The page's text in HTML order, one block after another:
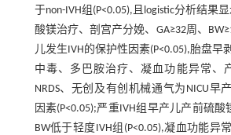
于non-IVH组(P<0.05),且logistic分析结果
酸镁治疗、剖宫产分娩、GA≥32周、
儿发生IVH的保护性因素(P<0.05),胎盘早
中毒、多巴胺治疗、凝血功能异常、
NRDS、无创及有创机械通气为NICU早
因素(P<0.05);严重IVH组早产儿产前硫酸
BW低于轻度IVH组(P<0.05),凝血功能异